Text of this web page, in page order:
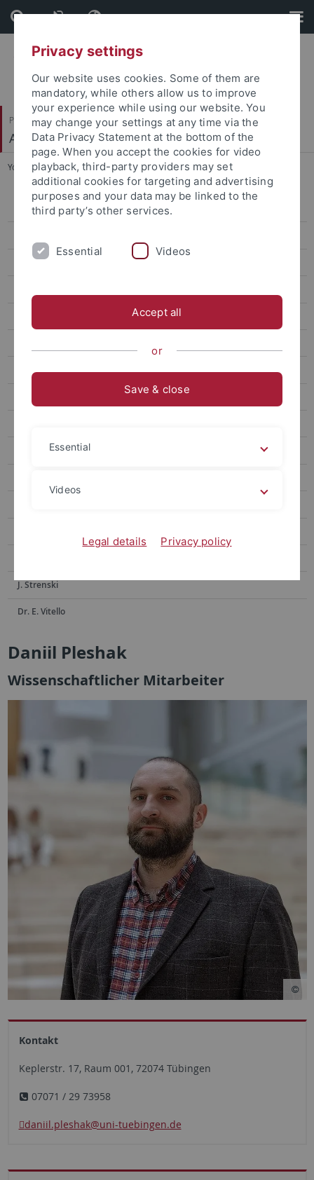
Skip
to
content
Skip
to
footer
Philosophische Fakultät
Alte Geschichte
You are here: Startseite ... D. Pleshak
Dr. A. Arpaia
R. D'Ascenzi
M. Gindele
K. Kakatsidas
J. Strenski
Dr. E. Vitello
Daniil Pleshak
Wissenschaftlicher Mitarbeiter
Kontakt
Keplerstr. 17, Raum 001, 72074 Tübingen
07071 / 29 73958
daniil.pleshak@uni-tuebingen.de
Privacy settings
Our website uses cookies. Some of them are
mandatory, while others allow us to improve
your experience while using our website. You
may change your settings at any time via the
Data Privacy Statement at the bottom of the
page. When you accept the cookies for video
playback, third-party providers may set
additional cookies for targeting and advertising
purposes and your data may be linked to the
third party’s other services.
Essential Videos
Accept all
or
Save & close
Essential
Videos
Legal details Privacy policy